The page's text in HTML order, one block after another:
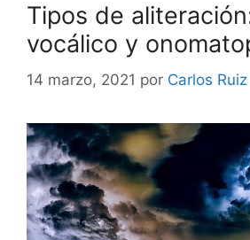
Tipos de
vocálico y
14 marzo, 2021 por Carlos Ruiz